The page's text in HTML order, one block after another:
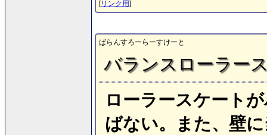
[リンク用]
ばらんすろーらーすけーと
バランスローラー
ローラースケート
ばない。また、壁